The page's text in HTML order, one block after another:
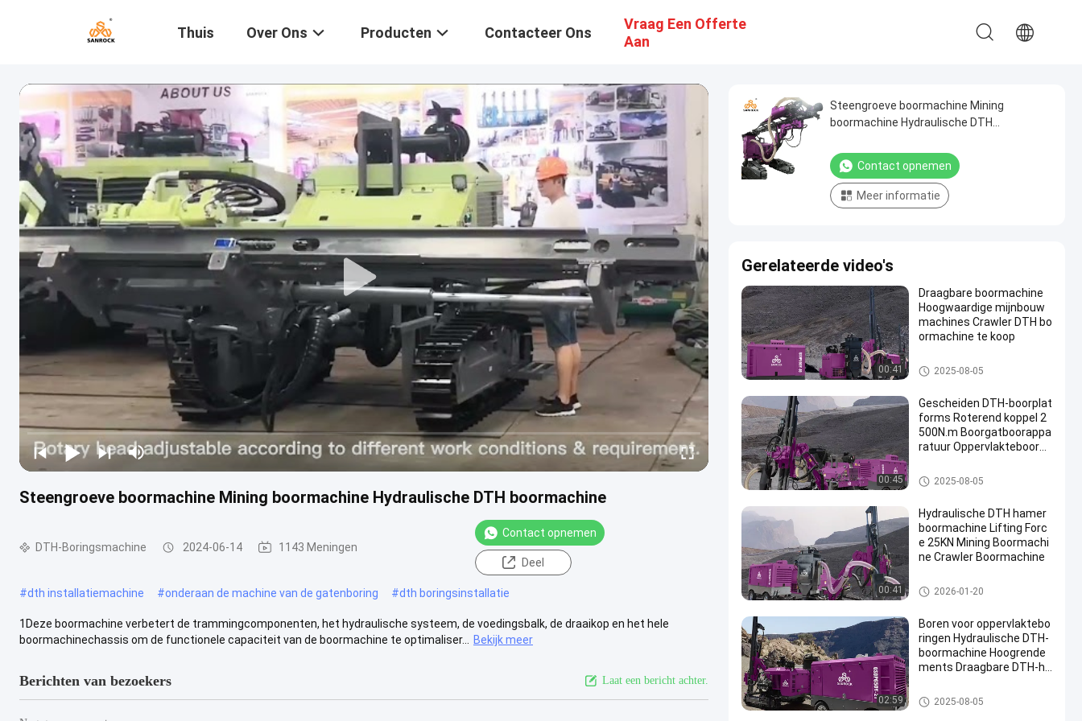
Thuis Over Ons Producten Contacteer Ons
Vraag Een Offerte
Aan
Steengroeve boormachine Mining boormachine Hydraulische DTH boormachine
DTH-Boringsmachine 2024-06-14 1143 Meningen
Contact opnemen
Deel
#dth installatiemachine #onderaan de machine van de gatenboring #dth boringsinstallatie
1Deze boormachine verbetert de trammingcomponenten, het hydraulische systeem, de voedingsbalk, de draaikop en het hele
boormachinechassis om de functionele capaciteit van de boormachine te optimaliser...
Bekijk meer
Berichten van bezoekers Laat een bericht achter.
Steengroeve boormachine Mining
boormachine Hydraulische DTH
Contact opnemen
Meer informatie
Gerelateerde video's
00:41
Draagbare boormachine
Hoogwaardige mijnbouw
machines Crawler DTH bo
ormachine te koop
DTH-Boringsmachine
2025-08-05
00:45
Gescheiden DTH-boorplat
forms Roterend koppel 2
500N.m Boorgatboorappa
ratuur Oppervlakteboorpl
DTH-Boringsmachine
2025-08-05
00:41
Hydraulische DTH hamer
boormachine Lifting Forc
e 25KN Mining Boormachi
ne Crawler Boormachine
DTH-Boringsmachine
2026-01-20
02:59
Boren voor oppervlaktebo
ringen Hydraulische DTH-
boormachine Hoogrende
ments Draagbare DTH-ha
DTH-Boringsmachine
2025-08-05